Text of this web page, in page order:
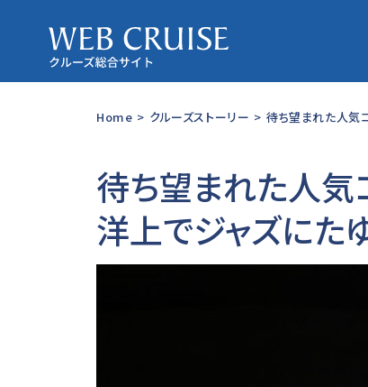
Home > クルーズストーリー > 待ち望まれた人気
待ち望まれた人
洋上でジャズにた